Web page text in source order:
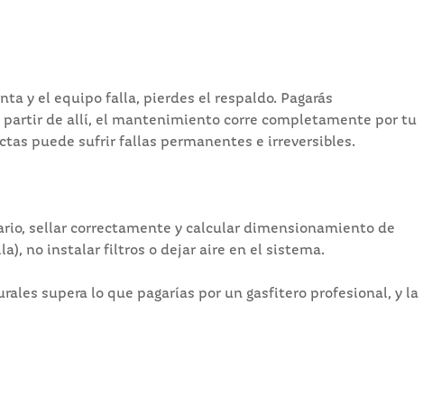
y el equipo falla, pierdes el respaldo. Pagarás
partir de allí, el mantenimiento corre completamente por tu
puede sufrir fallas permanentes e irreversibles.
sellar correctamente y calcular dimensionamiento de
no instalar filtros o dejar aire en el sistema.
supera lo que pagarías por un gasfitero profesional, y la